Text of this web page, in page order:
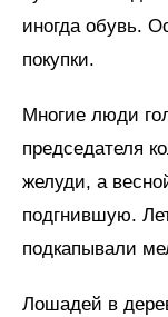
иногда обувь.
покупки.
Многие люди
председателя
желуди, а
подгнившую.
подкапывали
Лошадей в